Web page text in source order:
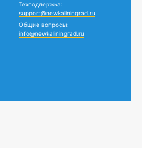
Техподдержка:
support@newkaliningrad.ru
Общие вопросы:
info@newkaliningrad.ru